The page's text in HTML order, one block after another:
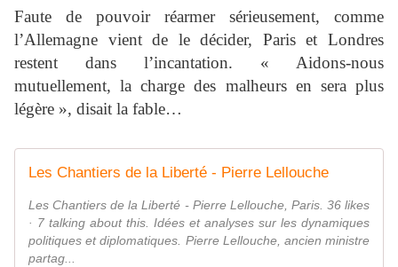
Faute de pouvoir réarmer sérieusement, comme
l’Allemagne vient de le décider, Paris et Londres
restent dans l’incantation. « Aidons-nous
mutuellement, la charge des malheurs en sera plus
légère », disait la fable…
Les Chantiers de la Liberté - Pierre Lellouche
Les Chantiers de la Liberté - Pierre Lellouche, Paris. 36 likes
· 7 talking about this. Idées et analyses sur les dynamiques
politiques et diplomatiques. Pierre Lellouche, ancien ministre
partag...